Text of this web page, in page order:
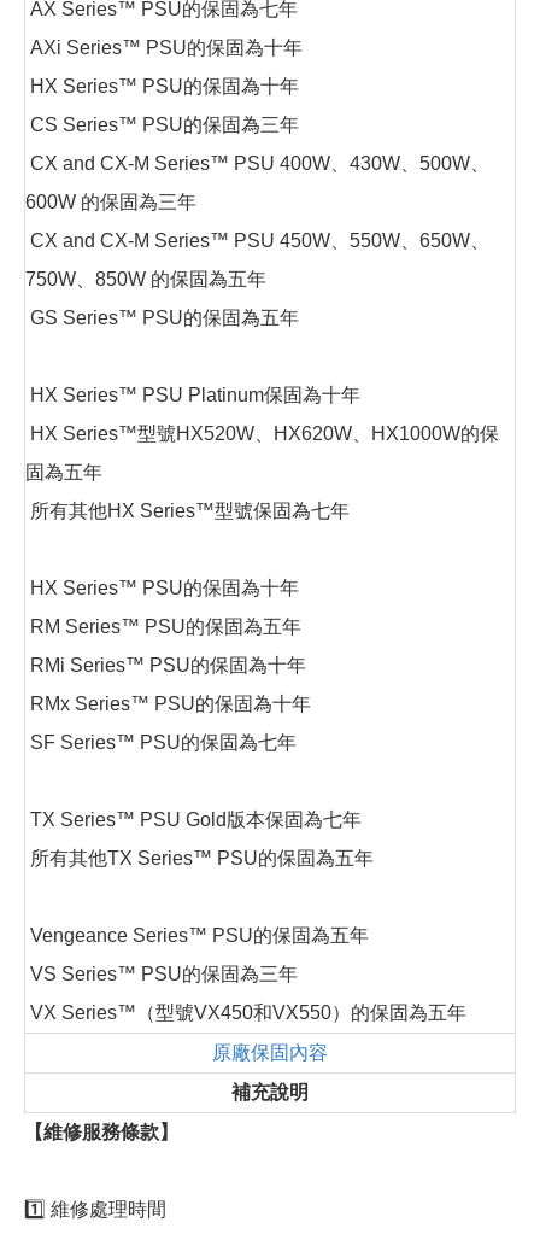
AX Series™ PSU的保固為七年
AXi Series™ PSU的保固為十年
HX Series™ PSU的保固為十年
CS Series™ PSU的保固為三年
CX and CX-M Series™ PSU 400W、430W、500W、
600W 的保固為三年
CX and CX-M Series™ PSU 450W、550W、650W、
750W、850W 的保固為五年
GS Series™ PSU的保固為五年
HX Series™ PSU Platinum保固為十年
HX Series™型號HX520W、HX620W、HX1000W的保
固為五年
所有其他HX Series™型號保固為七年
HX Series™ PSU的保固為十年
RM Series™ PSU的保固為五年
RMi Series™ PSU的保固為十年
RMx Series™ PSU的保固為十年
SF Series™ PSU的保固為七年
TX Series™ PSU Gold版本保固為七年
所有其他TX Series™ PSU的保固為五年
Vengeance Series™ PSU的保固為五年
VS Series™ PSU的保固為三年
VX Series™（型號VX450和VX550）的保固為五年
原廠保固內容
補充說明
【維修服務條款】
1️⃣ 維修處理時間